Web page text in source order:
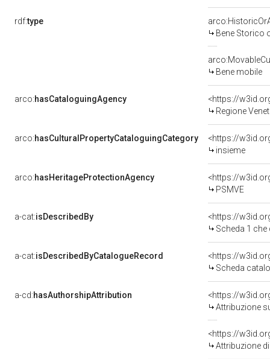
rdf:type
Bene Storico
Bene mobile
arco:hasCataloguingAgency
<https://
Regione
arco:hasCulturalPropertyCataloguingCategory
<https://
insieme
arco:hasHeritageProtectionAgency
<https://
PSMVE
a-cat:isDescribedBy
<https://
Scheda 1 che
a-cat:isDescribedByCatalogueRecord
<https://
Scheda
a-cd:hasAuthorshipAttribution
Attribuzione
Attribuzione